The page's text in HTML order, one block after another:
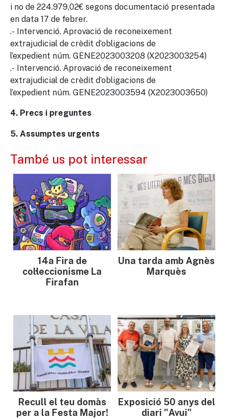
i no de 224.979,02€ segons documentació presentada
en data 17 de febrer.
.- Intervenció. Aprovació de reconeixement
extrajudicial de crèdit d’obligacions de
l’expedient núm. GENE2023003208 (X2023003254)
.- Intervenció. Aprovació de reconeixement
extrajudicial de crèdit d’obligacions de
l’expedient núm. GENE2023003594 (X2023003650)
4. Precs i preguntes
5. Assumptes urgents
També us pot interessar
14a Fira de
col·leccionisme La
Firafan
Una tarda amb Agnès
Marquès
Recull el teu domàs
per a la Festa Major!
Exposició 50 anys del
diari "Avui"